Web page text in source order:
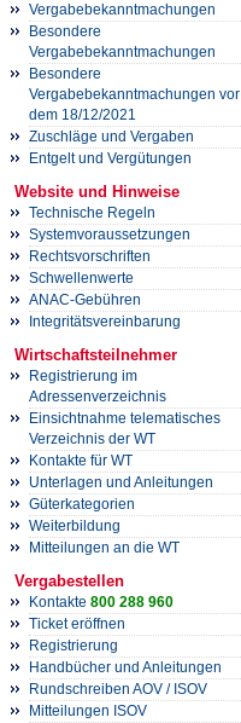
Vergabebekanntmachungen
Besondere
Vergabebekanntmachungen
Besondere
Vergabebekanntmachungen vor
dem 18/12/2021
Zuschläge und Vergaben
Entgelt und Vergütungen
Website und Hinweise
Technische Regeln
Systemvoraussetzungen
Rechtsvorschriften
Schwellenwerte
ANAC-Gebühren
Integritätsvereinbarung
Wirtschaftsteilnehmer
Registrierung im
Adressenverzeichnis
Einsichtnahme telematisches
Verzeichnis der WT
Kontakte für WT
Unterlagen und Anleitungen
Güterkategorien
Weiterbildung
Mitteilungen an die WT
Vergabestellen
Kontakte 800 288 960
Ticket eröffnen
Registrierung
Handbücher und Anleitungen
Rundschreiben AOV / ISOV
Mitteilungen ISOV